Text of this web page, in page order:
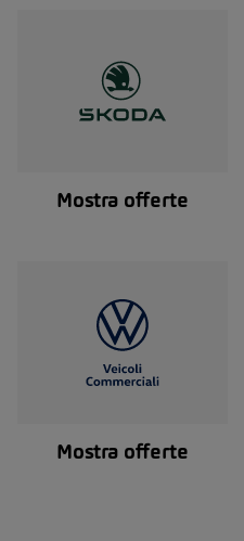
Mostra offerte
Mostra offerte